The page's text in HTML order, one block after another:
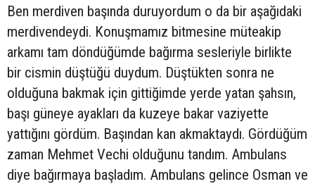
Ben merdiven başında duruyordum o da bir aşağıdaki
merdivendeydi. Konuşmamız bitmesine müteakip
arkamı tam döndüğümde bağırma sesleriyle birlikte
bir cismin düştüğü duydum. Düştükten sonra ne
olduğuna bakmak için gittiğimde yerde yatan şahsın,
başı güneye ayakları da kuzeye bakar vaziyette
yattığını gördüm. Başından kan akmaktaydı. Gördüğüm
zaman Mehmet Vechi olduğunu tandım. Ambulans
diye bağırmaya başladım. Ambulans gelince Osman ve